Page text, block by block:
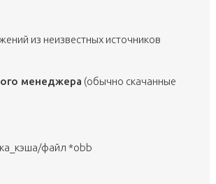
из неизвестных источников
менеджера (обычно скачанные
файл *obb